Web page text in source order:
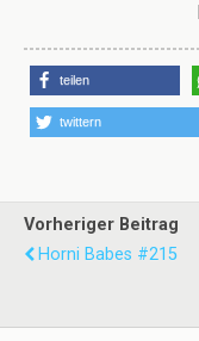
teilen
twittern
Vorheriger Beitrag
Horni Babes #215